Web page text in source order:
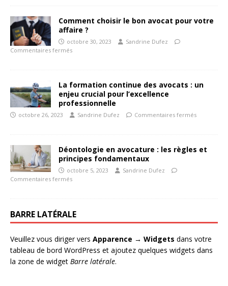
Comment choisir le bon avocat pour votre
affaire ?
octobre 30, 2023
Sandrine Dufez
Commentaires fermés
La formation continue des avocats : un
enjeu crucial pour l’excellence
professionnelle
octobre 26, 2023 Sandrine Dufez Commentaires fermés
Déontologie en avocature : les règles et
principes fondamentaux
octobre 5, 2023
Sandrine Dufez
Commentaires fermés
BARRE LATÉRALE
Veuillez vous diriger vers Apparence → Widgets dans votre
tableau de bord WordPress et ajoutez quelques widgets dans
la zone de widget Barre latérale.